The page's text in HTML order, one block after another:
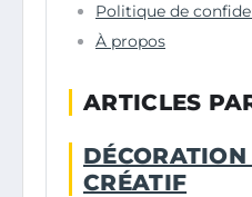
Politique de
À propos
ARTICLES
CRÉATIF